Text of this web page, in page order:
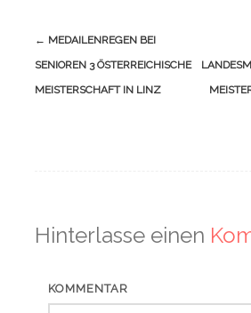
Navigation
(Beiträge)
← MEDAILENREGEN BEI
SENIOREN 3 ÖSTERREICHISCHE
MEISTERSCHAFT IN LINZ
Hinterlasse einen
KOMMENTAR